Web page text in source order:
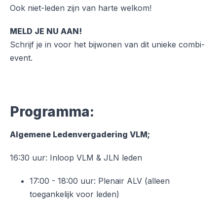
Ook niet-leden zijn van harte welkom!
MELD JE NU AAN!
Schrijf je in voor het bijwonen van dit unieke combi-
event.
Programma:
Algemene Ledenvergadering VLM;
16:30 uur: Inloop VLM & JLN leden
17:00 - 18:00 uur: Plenair ALV (alleen
toegankelijk voor leden)